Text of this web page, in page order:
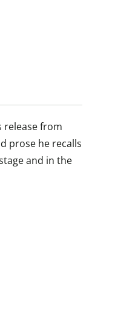
release from
prose he recalls
and in the